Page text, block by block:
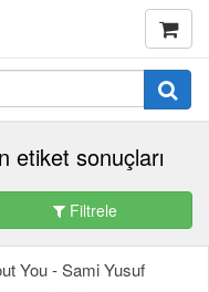
etiket sonuçları
Filtrele
You - Sami Yusuf